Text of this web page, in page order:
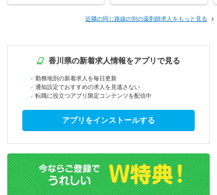
近隣の同じ路線の別の薬剤師求人をもっと見る
香川県の新着求人情報をアプリで見る
勤務地別の新着求人を毎日更新
通知設定でおすすめの求人を見逃さない
転職に役立つアプリ限定コンテンツを配信中
アプリをインストールする